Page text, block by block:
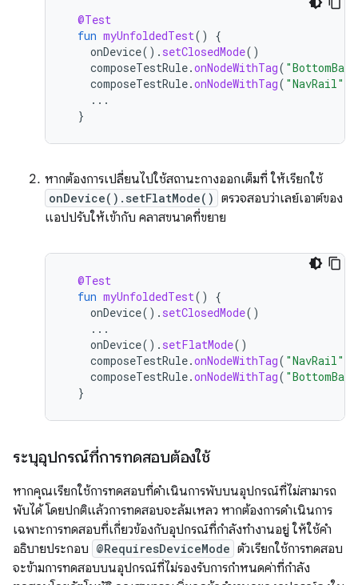
@Test
fun myUnfoldedTest()
{
onDevice(). setClosedMode()
composeTestRule.onNodeWithTag( "BottomBar"
composeTestRule.onNodeWithTag( "NavRail"
...
}
หากต้องการเปลี่ยนไปใช้สถานะกางออกเต็มที่ ให้เรียกใช้
onDevice().setFlatMode() ตรวจสอบว่าเลย์เอาต์ของ
แอปปรับให้เข้ากับ คลาสขนาดที่ขยาย
@Test
fun myUnfoldedTest()
{
onDevice(). setClosedMode()
...
onDevice(). setFlatMode()
composeTestRule.onNodeWithTag( "NavRail"
composeTestRule.onNodeWithTag( "BottomBar"
}
ระบุอุปกรณ์ที่การทดสอบต้องใช้
หากคุณเรียกใช้การทดสอบที่ดำเนินการพับบนอุปกรณ์ที่ไม่สามารถ
พับได้ โดยปกติแล้วการทดสอบจะล้มเหลว หากต้องการดำเนินการ
เฉพาะการทดสอบที่เกี่ยวข้องกับอุปกรณ์ที่กำลังทำงานอยู่ ให้ใช้คำ
อธิบายประกอบ @RequiresDeviceMode ตัวเรียกใช้การทดสอบ
จะข้ามการทดสอบบนอุปกรณ์ที่ไม่รองรับการกำหนดค่าที่กำลัง